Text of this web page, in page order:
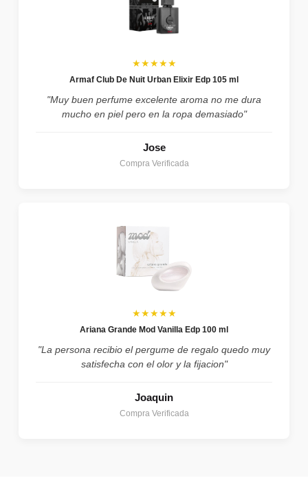
★★★★★
Armaf Club De Nuit Urban Elixir Edp 105 ml
"Muy buen perfume excelente aroma no me dura
mucho en piel pero en la ropa demasiado"
Jose
Compra Verificada
★★★★★
Ariana Grande Mod Vanilla Edp 100 ml
"La persona recibio el pergume de regalo quedo muy
satisfecha con el olor y la fijacion"
Joaquin
Compra Verificada